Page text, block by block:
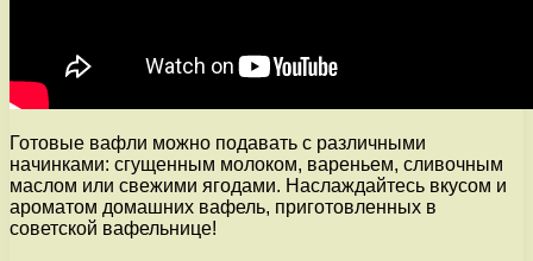
Готовые вафли можно подавать с различными
начинками: сгущенным молоком, вареньем, сливочным
маслом или свежими ягодами. Наслаждайтесь вкусом и
ароматом домашних вафель, приготовленных в
советской вафельнице!